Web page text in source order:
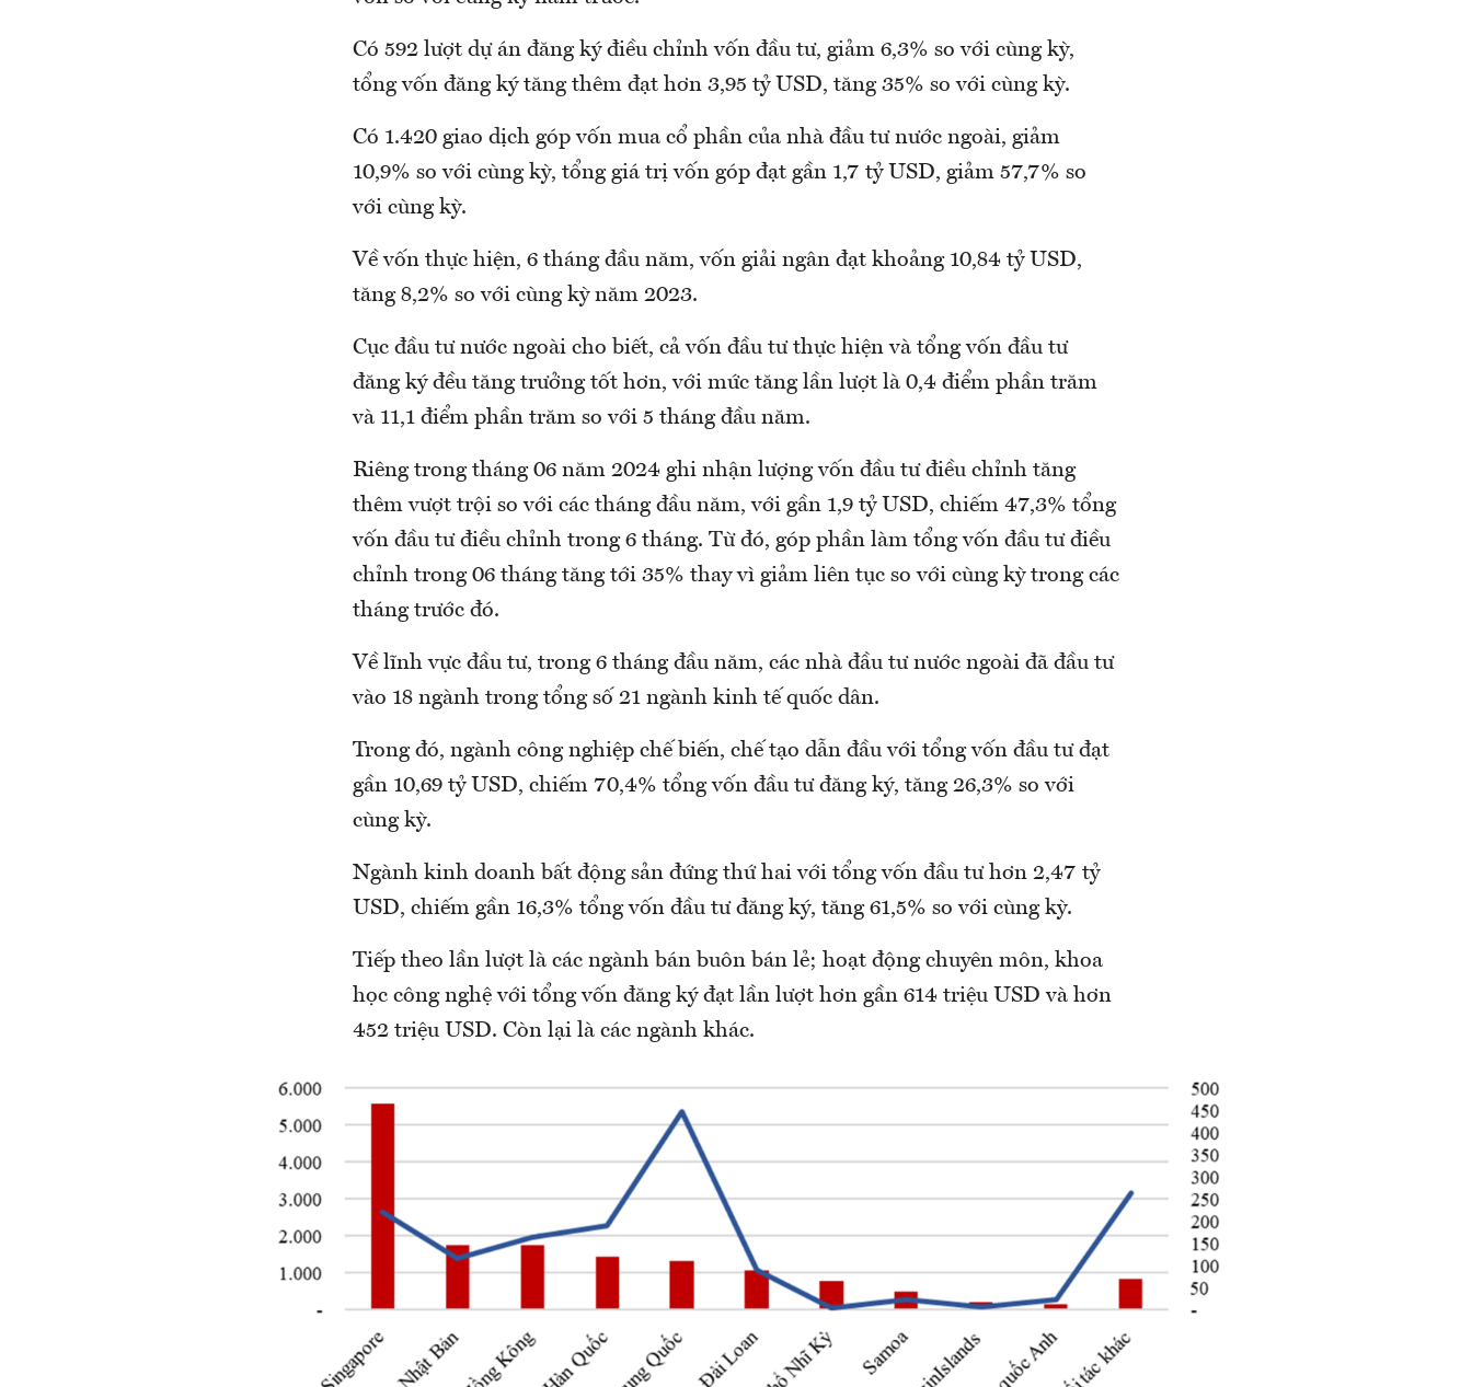
Có 592 lượt dự án đăng ký điều chỉnh vốn đầu tư, giảm 6,3% so với cùng kỳ,
tổng vốn đăng ký tăng thêm đạt hơn 3,95 tỷ USD, tăng 35% so với cùng kỳ.
Có 1.420 giao dịch góp vốn mua cổ phần của nhà đầu tư nước ngoài, giảm
10,9% so với cùng kỳ, tổng giá trị vốn góp đạt gần 1,7 tỷ USD, giảm 57,7% so
với cùng kỳ.
Về vốn thực hiện, 6 tháng đầu năm, vốn giải ngân đạt khoảng 10,84 tỷ USD,
tăng 8,2% so với cùng kỳ năm 2023.
Cục đầu tư nước ngoài cho biết, cả vốn đầu tư thực hiện và tổng vốn đầu tư
đăng ký đều tăng trưởng tốt hơn, với mức tăng lần lượt là 0,4 điểm phần trăm
và 11,1 điểm phần trăm so với 5 tháng đầu năm.
Riêng trong tháng 06 năm 2024 ghi nhận lượng vốn đầu tư điều chỉnh tăng
thêm vượt trội so với các tháng đầu năm, với gần 1,9 tỷ USD, chiếm 47,3% tổng
vốn đầu tư điều chỉnh trong 6 tháng. Từ đó, góp phần làm tổng vốn đầu tư điều
chỉnh trong 06 tháng tăng tới 35% thay vì giảm liên tục so với cùng kỳ trong các
tháng trước đó.
Về lĩnh vực đầu tư, trong 6 tháng đầu năm, các nhà đầu tư nước ngoài đã đầu tư
vào 18 ngành trong tổng số 21 ngành kinh tế quốc dân.
Trong đó, ngành công nghiệp chế biến, chế tạo dẫn đầu với tổng vốn đầu tư đạt
gần 10,69 tỷ USD, chiếm 70,4% tổng vốn đầu tư đăng ký, tăng 26,3% so với
cùng kỳ.
Ngành kinh doanh bất động sản đứng thứ hai với tổng vốn đầu tư hơn 2,47 tỷ
USD, chiếm gần 16,3% tổng vốn đầu tư đăng ký, tăng 61,5% so với cùng kỳ.
Tiếp theo lần lượt là các ngành bán buôn bán lẻ; hoạt động chuyên môn, khoa
học công nghệ với tổng vốn đăng ký đạt lần lượt hơn gần 614 triệu USD và hơn
452 triệu USD. Còn lại là các ngành khác.